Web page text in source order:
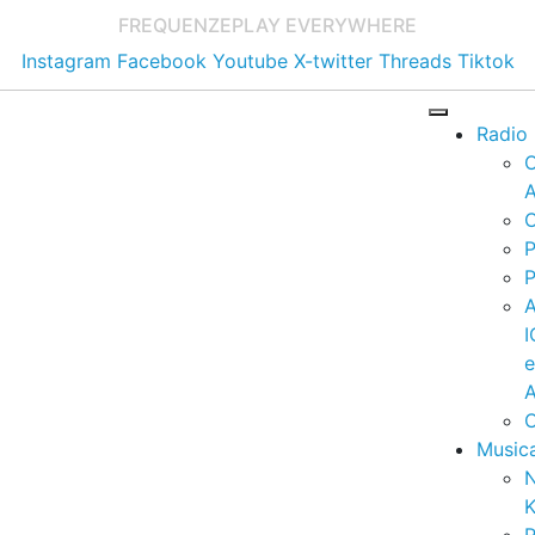
FREQUENZEPLAY EVERYWHERE
Instagram Facebook Youtube X-twitter Threads Tiktok
Radio
e